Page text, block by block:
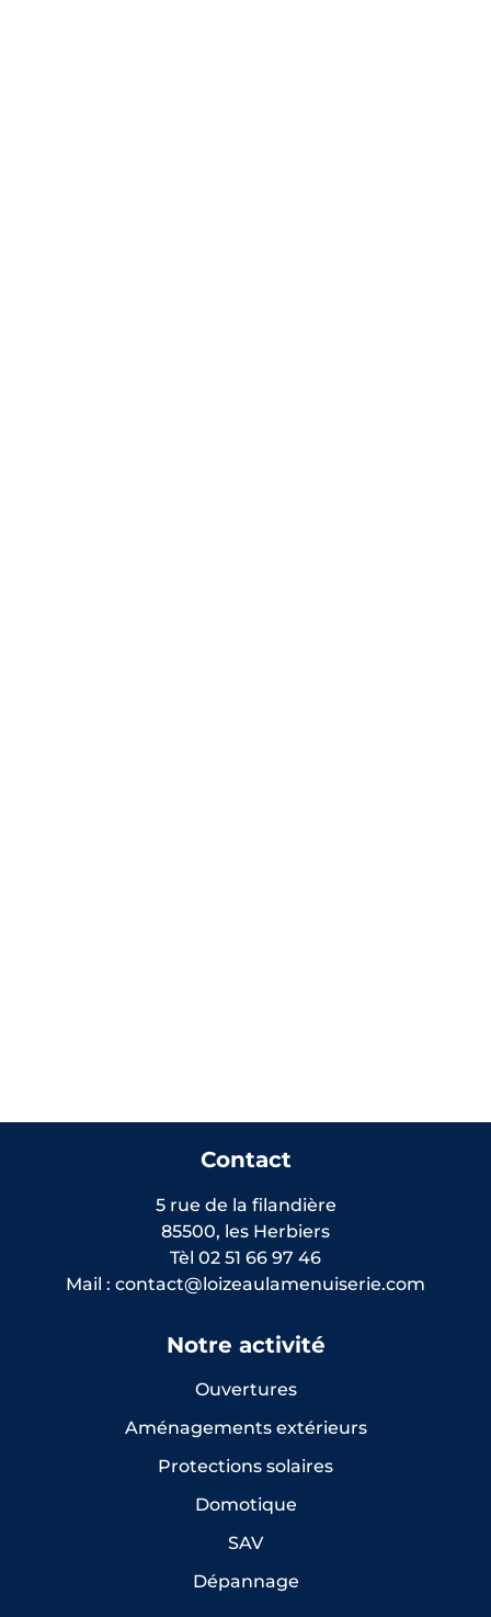
Contact
5 rue de la filandière
85500, les Herbiers
Tèl 02 51 66 97 46
Mail : contact@loizeaulamenuiserie.com
Notre activité
Ouvertures
Aménagements extérieurs
Protections solaires
Domotique
SAV
Dépannage